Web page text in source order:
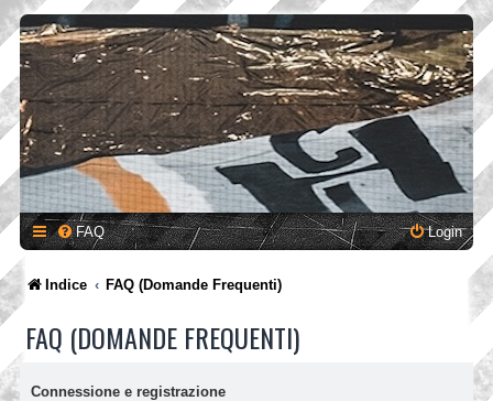
FAQ Login
Indice FAQ (Domande Frequenti)
FAQ (DOMANDE FREQUENTI)
Connessione e registrazione